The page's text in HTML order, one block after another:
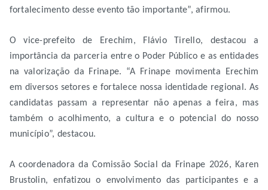
fortalecimento desse evento tão importante”, afirmou.
O vice-prefeito de Erechim, Flávio Tirello, destacou a
importância da parceria entre o Poder Público e as entidades
na valorização da Frinape. “A Frinape movimenta Erechim
em diversos setores e fortalece nossa identidade regional. As
candidatas passam a representar não apenas a feira, mas
também o acolhimento, a cultura e o potencial do nosso
município”, destacou.
A coordenadora da Comissão Social da Frinape 2026, Karen
Brustolin, enfatizou o envolvimento das participantes e a